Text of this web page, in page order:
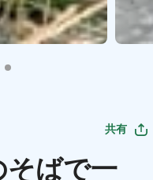
共有
ばで一